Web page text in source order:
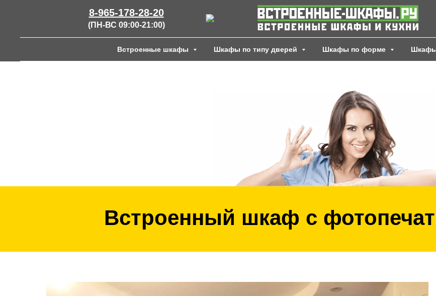
8-965-178-28-20
(ПН-ВС 09:00-21:00)
Встроенные шкафы Шкафы по типу дверей Шкафы по форме Шкафы
Встроенный шкаф с